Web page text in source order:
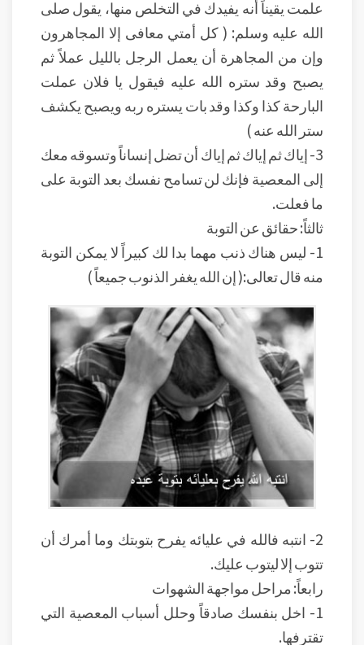
علمت يقيناً أنه يفيدك في التخلص منها، يقول صلى
الله عليه وسلم: ( كل أمتي معافى إلا المجاهرون
وإن من المجاهرة أن يعمل الرجل بالليل عملاً ثم
يصبح وقد ستره الله عليه فيقول يا فلان عملت
البارحة كذا وكذا وقد بات يستره ربه ويصبح يكشف
ستر الله عنه )
3- إياك ثم إياك ثم إياك أن تضل إنساناً وتسوقه معك
إلى المعصية فإنك لن تسامح نفسك بعد التوبة على
ما فعلت.
ثالثاً: حقائق عن التوبة
1- ليس هناك ذنب مهما بدا لك كبيراً لا يمكن التوبة
منه قال تعالى:( إن الله يغفر الذنوب جميعاً )
2- انتبه فالله في عليائه يفرح بتوبتك وما أمرك أن
تتوب إلا ليتوب عليك.
رابعاً: مراحل مواجهة الشهوات
1- اخل بنفسك صادقاً وحلل أسباب المعصية التي
تقترفها.